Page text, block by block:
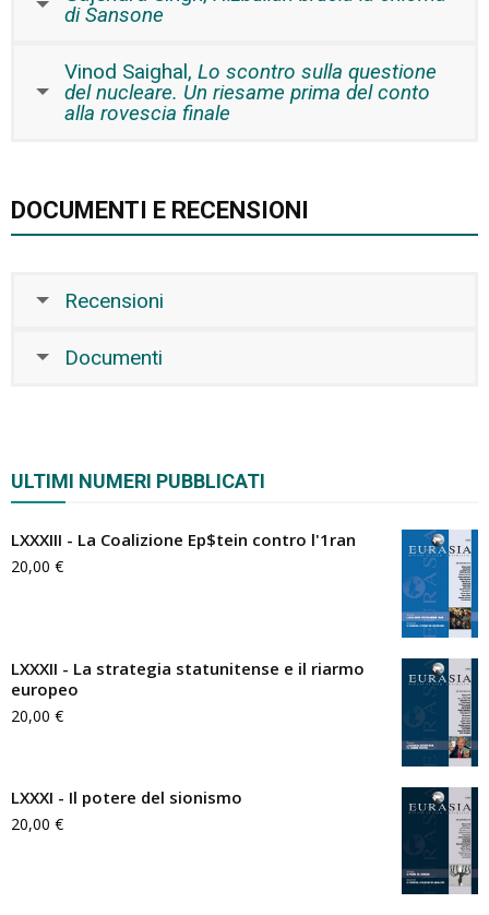
di Sansone
Vinod Saighal, Lo scontro sulla questione
del nucleare. Un riesame prima del conto
alla rovescia finale
DOCUMENTI E RECENSIONI
Recensioni
Documenti
ULTIMI NUMERI PUBBLICATI
LXXXIII - La Coalizione Ep$tein contro l'1ran
20,00 €
LXXXII - La strategia statunitense e il riarmo
europeo
20,00 €
LXXXI - Il potere del sionismo
20,00 €